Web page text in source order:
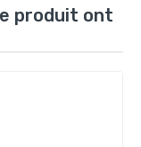
produit ont